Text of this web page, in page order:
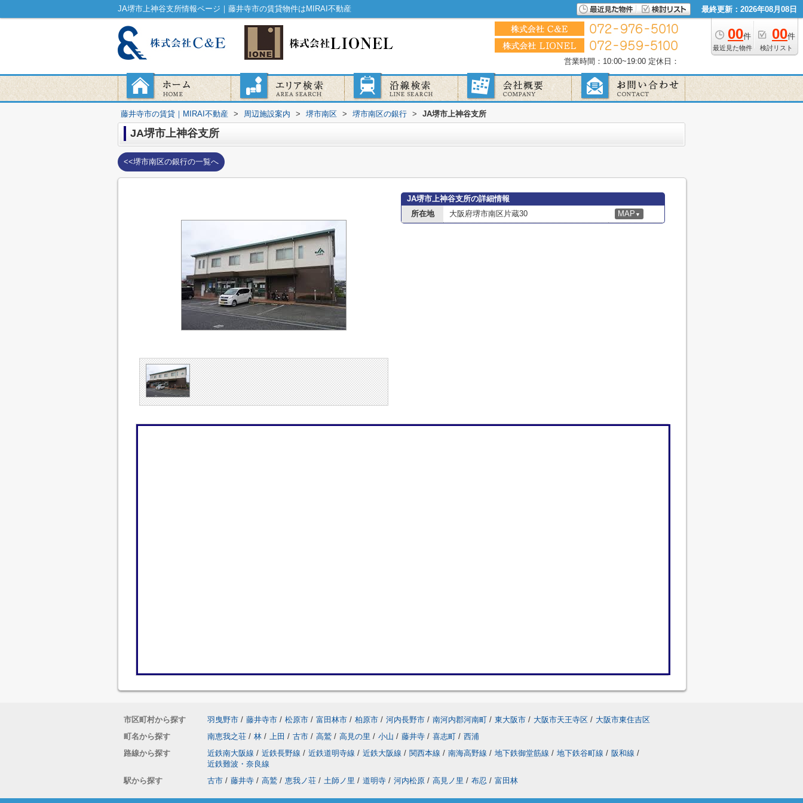
JA堺市上神谷支所情報ページ｜藤井寺市の賃貸物件はMIRAI不動産 最終更新：2026年08月08日
00件
最近見た物件
00件
検討リスト
営業時間：10:00~19:00 定休日：
藤井寺市の賃貸｜MIRAI不動産 > 周辺施設案内 > 堺市南区 > 堺市南区の銀行 > JA堺市上神谷支所
JA堺市上神谷支所
<<堺市南区の銀行の一覧へ
JA堺市上神谷支所の詳細情報
所在地
大阪府堺市南区片蔵30 MAP ▼
市区町村から探す 羽曳野市 / 藤井寺市 / 松原市 / 富田林市 / 柏原市 / 河内長野市 / 南河内郡河南町 / 東大阪市 / 大阪市天王寺区 / 大阪市東住吉区
町名から探す
南恵我之荘 / 林 / 上田 / 古市 / 高鷲 / 高見の里 / 小山 / 藤井寺 / 喜志町 / 西浦
路線から探す
近鉄南大阪線 / 近鉄長野線 / 近鉄道明寺線 / 近鉄大阪線 / 関西本線 / 南海高野線 / 地下鉄御堂筋線 / 地下鉄谷町線 / 阪和線 /
近鉄難波・奈良線
駅から探す
古市 / 藤井寺 / 高鷲 / 恵我ノ荘 / 土師ノ里 / 道明寺 / 河内松原 / 高見ノ里 / 布忍 / 富田林